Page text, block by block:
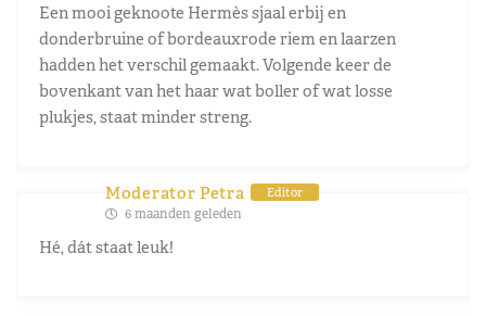
Een mooi geknoote Hermès sjaal erbij en
donderbruine of bordeauxrode riem en laarzen
hadden het verschil gemaakt. Volgende keer de
bovenkant van het haar wat boller of wat losse
plukjes, staat minder streng.
Moderator Petra Editor
6 maanden geleden
Hé, dát staat leuk!